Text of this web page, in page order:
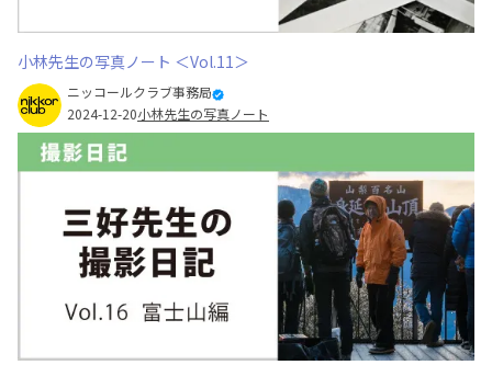
小林先生の写真ノート ＜Vol.11＞
ニッコールクラブ事務局
2024-12-20小林先生の写真ノート